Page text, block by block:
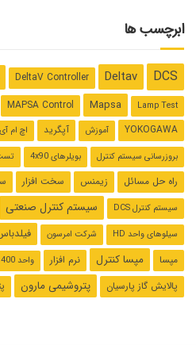
ابرچسب ها
DCS
Deltav
DeltaV Controller
Lamp Test
Mapsa
MAPSA Control
YOKOGAWA آموزش آپگرید اچ ام آی
بروزرسانی سیستم کنترل
بویلرهای 4x90
راه حل مسائل زیمنس سخت افزار
سیستم کنترل DCS سیستم کنترل صنعتی
سیلوهای واحد HD شرکت امرسون
مپسا مپسا کنترل نرم افزار واحد 400
پالایش گاز پارسیان
پتروشیمی مارون